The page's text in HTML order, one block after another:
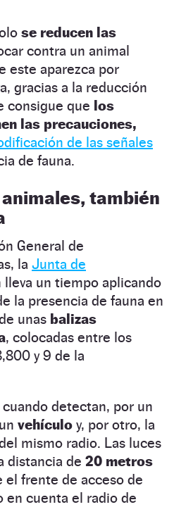
se reducen las
contra un animal
este aparezca por
gracias a la reducción
consigue que los
las precauciones,
de las señales
de fauna.
también
General de
la Junta de
lleva un tiempo aplicando
la presencia de fauna en
unas balizas
, colocadas entre los
y 9 de la
cuando detectan, por un
vehículo y, por otro, la
mismo radio. Las luces
distancia de 20 metros
el frente de acceso de
en cuenta el radio de